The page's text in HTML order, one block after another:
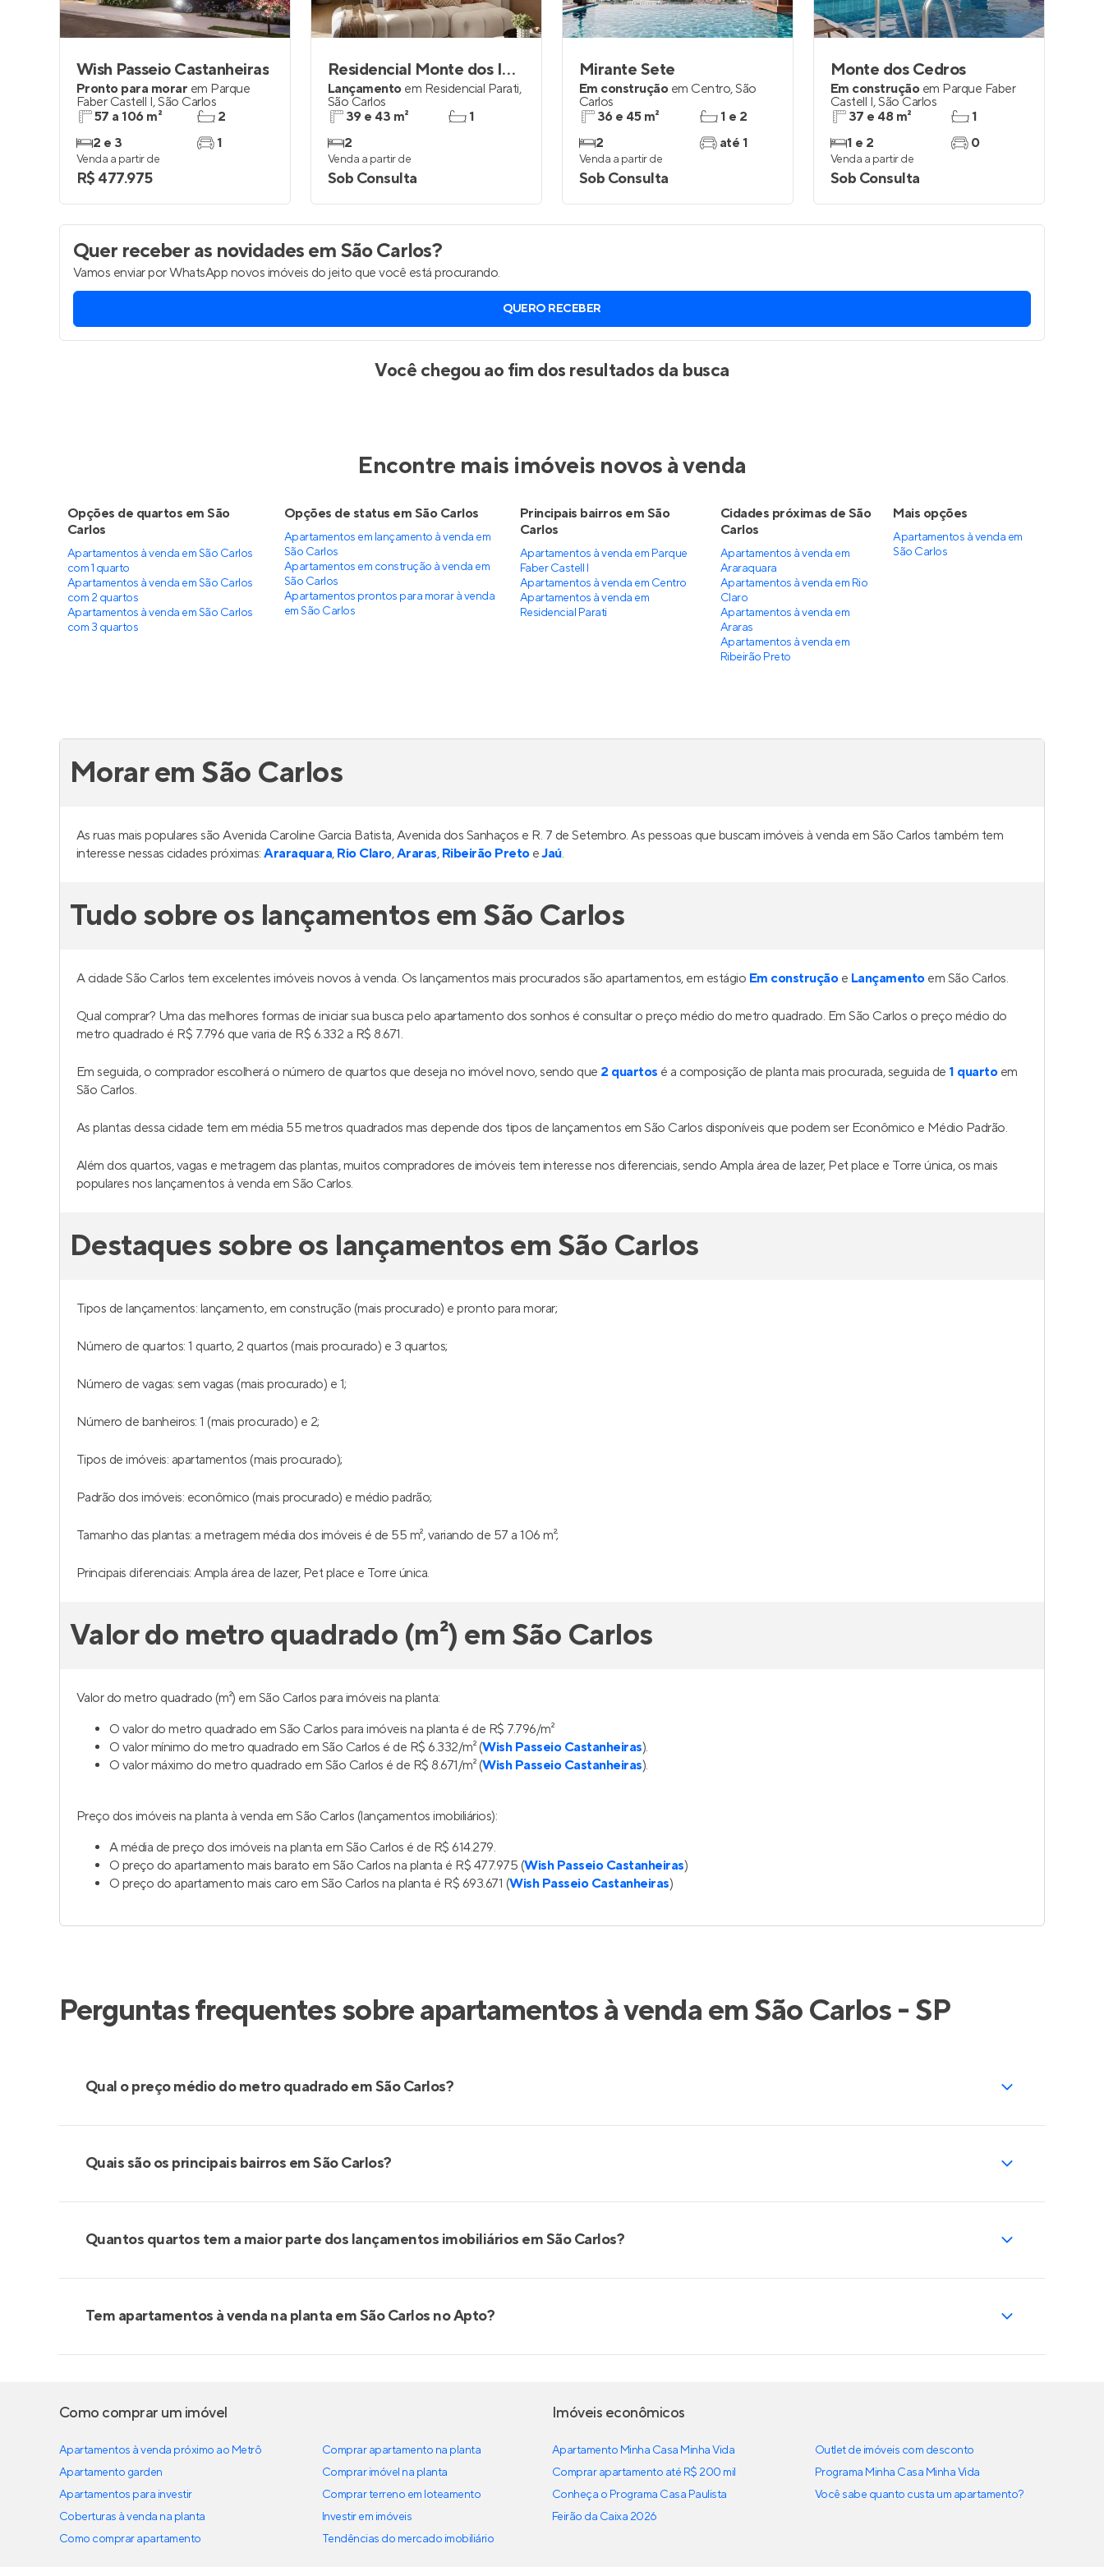
Entrar no Apto
Wish Passeio Castanheiras
Pronto para morar em Parque
Faber Castell I,São Carlos
57 a 106 m²
2 e 3
2
1
Venda a partir de
R$ 477.975
Residencial Monte dos Ipês
Lançamento em Residencial Parati,
São Carlos
39 e 43 m²
2
1
Venda a partir de
Sob Consulta
Mirante Sete
Em construção em Centro,São
Carlos
36 e 45 m²
2
1 e 2
até 1
Venda a partir de
Sob Consulta
Monte dos Cedros
Em construção em Parque Faber
Castell I,São Carlos
37 e 48 m²
1 e 2
1
0
Venda a partir de
Sob Consulta
Quer receber as novidadesem São Carlos?
Vamos enviar por WhatsApp novos imóveis do jeito que você está procurando.
QUERO RECEBER
Você chegou ao fim dos resultados da busca
Encontre mais imóveis novos à venda
Opções de quartos em São
Carlos
Apartamentos à venda em São Carlos
com 1 quarto
Apartamentos à venda em São Carlos
com 2 quartos
Apartamentos à venda em São Carlos
com 3 quartos
Opções de status em São Carlos
Apartamentos em lançamento à venda em
São Carlos
Apartamentos em construção à venda em
São Carlos
Apartamentos prontos para morar à venda
em São Carlos
Principais bairros em São
Carlos
Apartamentos à venda em Parque
Faber Castell I
Apartamentos à venda em Centro
Apartamentos à venda em
Residencial Parati
Cidades próximas de São
Carlos
Apartamentos à venda em
Araraquara
Apartamentos à venda em Rio
Claro
Apartamentos à venda em
Araras
Apartamentos à venda em
Ribeirão Preto
Mais opções
Apartamentos à venda em
São Carlos
Morar em São Carlos
As ruas mais populares são Avenida Caroline Garcia Batista, Avenida dos Sanhaços e R. 7 de Setembro. As pessoas que buscam imóveis à venda em São Carlos também tem
interesse nessas cidades próximas:Araraquara, Rio Claro,Araras, Ribeirão PretoeJaú.
Tudo sobre os lançamentos em São Carlos
A cidade São Carlos tem excelentes imóveis novos à venda. Os lançamentos mais procurados são apartamentos, em estágio Em construçãoe Lançamentoem São Carlos.
Qual comprar? Uma das melhores formas de iniciar sua busca pelo apartamento dos sonhos é consultar o preço médio do metro quadrado. Em São Carlos o preço médio do
metro quadrado é R$ 7.796 que varia de R$ 6.332 a R$ 8.671.
Em seguida, o comprador escolherá o número de quartos que deseja no imóvel novo, sendo que 2 quartos é a composição de planta mais procurada, seguida de 1 quartoem
São Carlos.
As plantas dessa cidade tem em média 55 metros quadrados mas depende dos tipos de lançamentos em São Carlos disponíveis que podem ser Econômico e Médio Padrão.
Além dos quartos, vagas e metragem das plantas, muitos compradores de imóveis tem interesse nos diferenciais, sendo Ampla área de lazer, Pet place e Torre única, os mais
populares nos lançamentos à venda em São Carlos.
Destaques sobre os lançamentos em São Carlos
Tipos de lançamentos: lançamento, em construção (mais procurado) e pronto para morar;
Número de quartos: 1 quarto, 2 quartos (mais procurado) e 3 quartos;
Número de vagas: sem vagas (mais procurado) e 1;
Número de banheiros: 1 (mais procurado) e 2;
Tipos de imóveis: apartamentos (mais procurado);
Padrão dos imóveis: econômico (mais procurado) e médio padrão;
Tamanho das plantas: a metragem média dos imóveis é de 55 m², variando de 57 a 106 m²;
Principais diferenciais: Ampla área de lazer, Pet place e Torre única.
Valor do metro quadrado (m²) em São Carlos
Valor do metro quadrado (m²) em São Carlos para imóveis na planta:
O valor do metro quadrado em São Carlos para imóveis na planta é de R$ 7.796/m²
O valor mínimo do metro quadrado em São Carlos é de R$ 6.332/m² (Wish Passeio Castanheiras).
O valor máximo do metro quadrado em São Carlos é de R$ 8.671/m² (Wish Passeio Castanheiras).
Preço dos imóveis na planta à venda em São Carlos (lançamentos imobiliários):
A média de preço dos imóveis na planta em São Carlos é de R$ 614.279.
O preço do apartamento mais barato em São Carlos na planta é R$ 477.975 (Wish Passeio Castanheiras)
O preço do apartamento mais caro em São Carlos na planta é R$ 693.671 (Wish Passeio Castanheiras)
Perguntas frequentes sobre apartamentos à venda em São Carlos - SP
Qual o preço médio do metro quadrado em São Carlos?
Quais são os principais bairros em São Carlos?
Quantos quartos tem a maior parte dos lançamentos imobiliários em São Carlos?
Tem apartamentos à venda na planta em São Carlos no Apto?
Como comprar um imóvel
Apartamentos à venda próximo ao Metrô
Apartamento garden
Apartamentos para investir
Coberturas à venda na planta
Como comprar apartamento
Comprar apartamento na planta
Comprar imóvel na planta
Comprar terreno em loteamento
Investir em imóveis
Tendências do mercado imobiliário
Imóveis econômicos
Apartamento Minha Casa Minha Vida
Comprar apartamento até R$ 200 mil
Conheça o Programa Casa Paulista
Feirão da Caixa 2026
Outlet de imóveis com desconto
Programa Minha Casa Minha Vida
Você sabe quanto custa um apartamento?